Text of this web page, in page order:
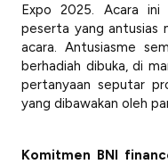
Expo 2025. Acara ini
peserta yang antusias
acara. Antusiasme
berhadiah dibuka, di
pertanyaan seputar
yang dibawakan oleh
Komitmen BNI